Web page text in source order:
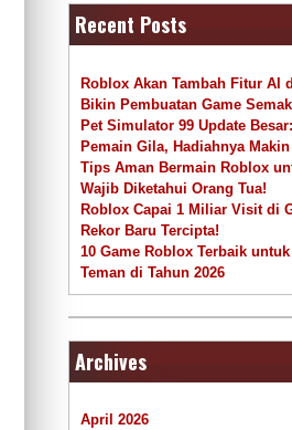
Recent Posts
Roblox Akan Tambah Fitur AI
Bikin Pembuatan Game
Pet Simulator 99 Update
Pemain Gila, Hadiahnya
Tips Aman Bermain Roblox
Wajib Diketahui Orang Tua!
Roblox Capai 1 Miliar Visit di
Rekor Baru Tercipta!
10 Game Roblox Terbaik
Teman di Tahun 2026
Archives
April 2026